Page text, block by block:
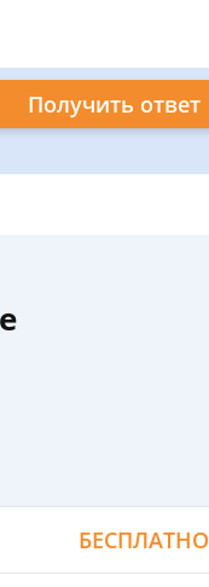
Получить ответ
БЕСПЛАТНО